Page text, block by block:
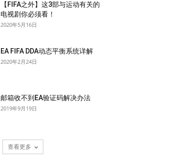
【FIFA之外】这3部与运动有关的
电视剧你必须看！
2020年5月16日
EA FIFA DDA动态平衡系统详解
2020年2月24日
邮箱收不到EA验证码解决办法
2019年9月19日
查看更多